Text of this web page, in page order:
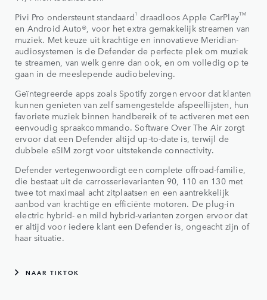
Pivi Pro ondersteunt standaard1 draadloosApple CarPlayTM
en Android Auto®, voor het extra gemakkelijk streamen van
muziek. Met keuze uit krachtige en innovatieve Meridian-
audiosystemen is de Defender de perfecte plek om muziek
te streamen, van welk genre dan ook, en om volledig op te
gaan in de meeslepende audiobeleving.
Geïntegreerde apps zoals Spotify zorgen ervoor dat klanten
kunnen genieten van zelf samengestelde afspeellijsten, hun
favoriete muziek binnen handbereik of te activeren met een
eenvoudig spraakcommando. Software Over The Air zorgt
ervoor dat een Defender altijd up-to-date is, terwijl de
dubbele eSIM zorgt voor uitstekende connectivity.
Defender vertegenwoordigt een complete offroad-familie,
die bestaat uit de carrosserievarianten 90, 110 en 130 met
twee tot maximaal acht zitplaatsen en een aantrekkelijk
aanbod van krachtige en efficiënte motoren. De plug-in
electric hybrid- en mild hybrid-varianten zorgen ervoor dat
er altijd voor iedere klant een Defender is, ongeacht zijn of
haar situatie.
NAAR TIKTOK